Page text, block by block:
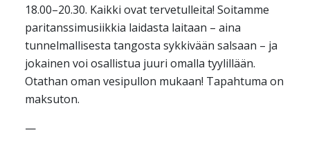
18.00–20.30. Kaikki ovat tervetulleita! Soitamme
paritanssimusiikkia laidasta laitaan – aina
tunnelmallisesta tangosta sykkivään salsaan – ja
jokainen voi osallistua juuri omalla tyylillään.
Otathan oman vesipullon mukaan! Tapahtuma on
maksuton.
—